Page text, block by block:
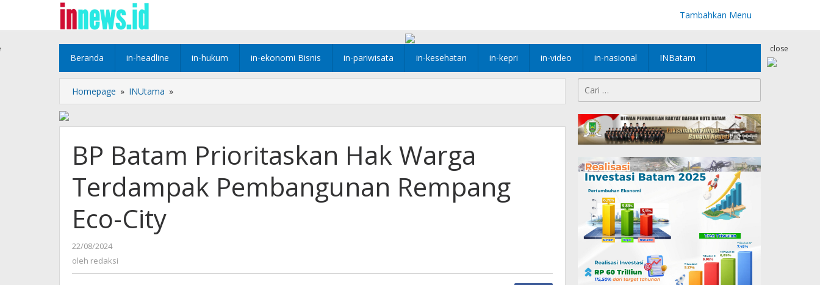
konten
Tambahkan Menu
Beranda in-headline in-hukum in-ekonomi Bisnis in-pariwisata in-kesehatan in-kepri in-video in-nasional INBatam
close
Homepage » INUtama »
Batam
Hak
Terdampak
Pembangunan
Rempang
Eco-
BP Batam Prioritaskan Hak Warga
Terdampak Pembangunan Rempang
Eco-City
22/08/2024
redaksi
oleh redaksi
untuk: